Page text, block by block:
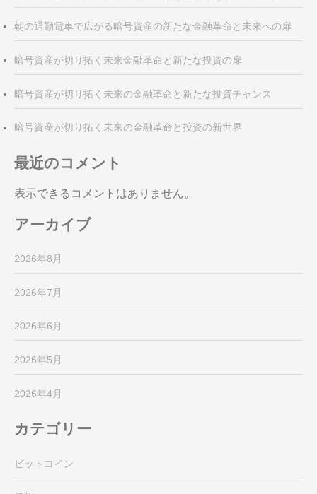
朝の通勤電車で広がる暗号資産の新たな金融革命と未来への扉
暗号資産が切り拓く未来金融革命と新たな投資の扉
暗号資産が切り拓く未来の金融革命と新たな投資チャンス
暗号資産が切り拓く未来の金融革命と投資の新世界
最近のコメント
表示できるコメントはありません。
アーカイブ
2026年8月
2026年7月
2026年6月
2026年5月
2026年4月
カテゴリー
ビットコイン